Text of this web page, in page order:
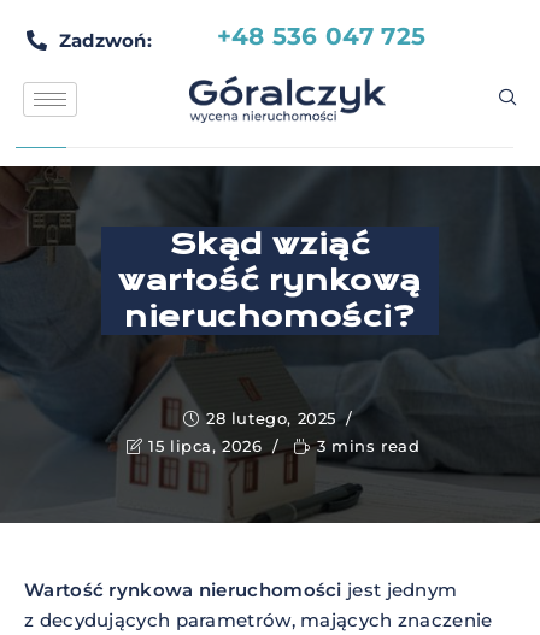
Zadzwoń: +48 536 047 725
Skąd wziąć
wartość rynkową
nieruchomości?
28 lutego, 2025
15 lipca, 2026
3 mins read
Wartość rynkowa nieruchomości jest jednym
z decydujących parametrów, mających znaczenie